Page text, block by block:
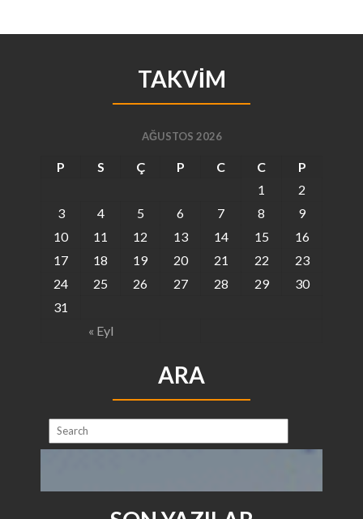
TAKVIM
AĞUSTOS 2026
P S Ç P C C P
« Eyl
1
2
3
4 5 6 7 8
9
10
11 12 13 14 15
16
17
18 19 20 21 22
23
24
25 26 27 28 29
30
31
ARA